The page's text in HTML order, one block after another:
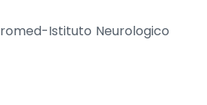
Istituto Neurologico